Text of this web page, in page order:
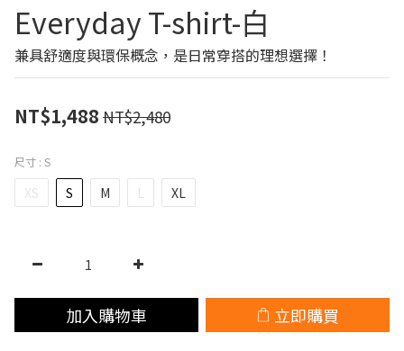
Everyday T-shirt-白
兼具舒適度與環保概念，是日常穿搭的理想選擇！
NT$1,488 NT$2,480
尺寸 : S
XS S M L XL
加入購物車 立即購買